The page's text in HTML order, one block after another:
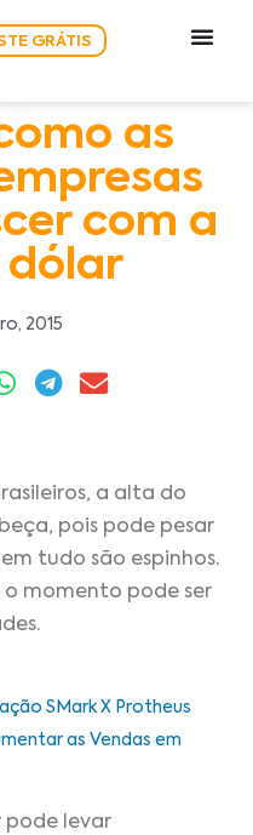
GRÁTIS
as
com a
2015
a alta do
pois pode pesar
tudo são espinhos.
o momento pode ser
SMark X Protheus
as Vendas em
levar